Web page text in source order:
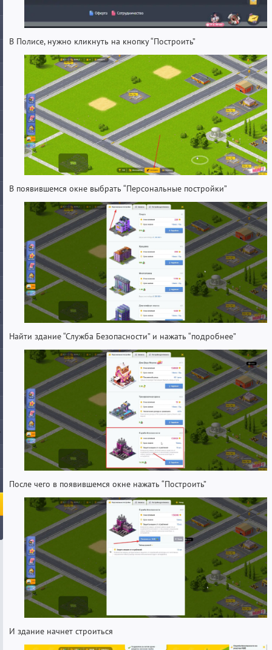
В Полисе, нужно кликнуть на кнопку “Построить”
В появившемся окне выбрать “Персональные постройки”
Найти здание “Служба Безопасности” и нажать “подробнее”
После чего в появившемся окне нажать “Построить”
И здание начнет строиться